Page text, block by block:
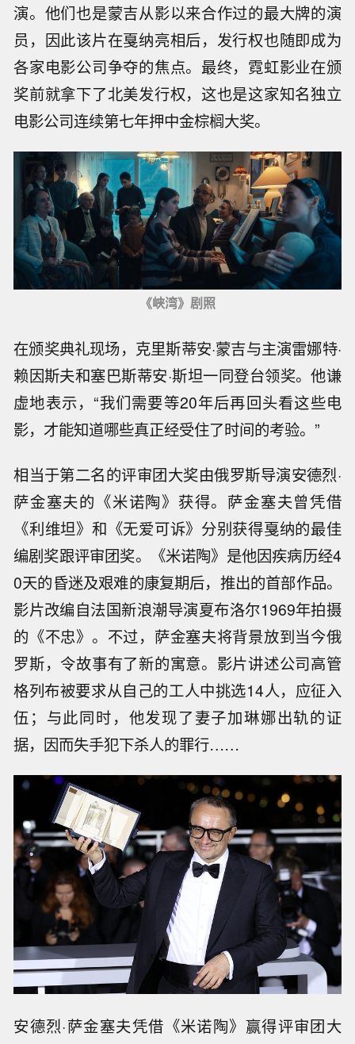
演。他们也是蒙吉从影以来合作过的最大牌的演
员，因此该片在戛纳亮相后，发行权也随即成为
各家电影公司争夺的焦点。最终，霓虹影业在颁
奖前就拿下了北美发行权，这也是这家知名独立
电影公司连续第七年押中金棕榈大奖。
《峡湾》剧照
在颁奖典礼现场，克里斯蒂安·蒙吉与主演雷娜特·
赖因斯夫和塞巴斯蒂安·斯坦一同登台领奖。他谦
虚地表示，“我们需要等20年后再回头看这些电
影，才能知道哪些真正经受住了时间的考验。”
相当于第二名的评审团大奖由俄罗斯导演安德烈·
萨金塞夫的《米诺陶》获得。萨金塞夫曾凭借
《利维坦》和《无爱可诉》分别获得戛纳的最佳
编剧奖跟评审团奖。《米诺陶》是他因疾病历经4
0天的昏迷及艰难的康复期后，推出的首部作品。
影片改编自法国新浪潮导演夏布洛尔1969年拍摄
的《不忠》。不过，萨金塞夫将背景放到当今俄
罗斯，令故事有了新的寓意。影片讲述公司高管
格列布被要求从自己的工人中挑选14人，应征入
伍；与此同时，他发现了妻子加琳娜出轨的证
据，因而失手犯下杀人的罪行……
安德烈·萨金塞夫凭借《米诺陶》赢得评审团大